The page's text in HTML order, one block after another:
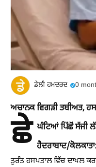
ਡੇਲੀ ਹਮਦਰਦ 0
ਅਚਾਨਕ ਵਿਗੜੀ ਤਬੀਅਤ,
ਛੇ ਘੰਟਿਆਂ ਪਿੱਛੋਂ ਸੱਜੀ
ਹੈਦਰਾਬਾਦ/
ਤੁਰੰਤ ਹਸਪਤਾਲ ਵਿੱਚ ਦਾਖਲ